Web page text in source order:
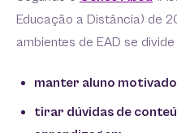
Educação a Distância) de
ambientes de EAD se
manter aluno
tirar dúvidas de